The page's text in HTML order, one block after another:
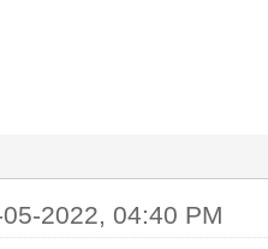
2022, 04:40 PM